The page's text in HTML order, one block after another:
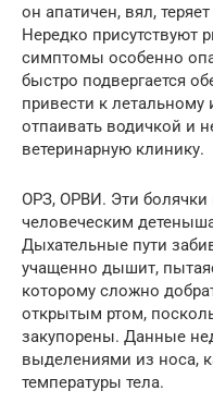
он апатичен, вял,
Нередко присутствуют
симптомы особенно
быстро подвергается
привести к летальному
отпаивать водичкой и
ветеринарную клинику.
ОРЗ, ОРВИ. Эти болячки
человеческим
Дыхательные пути
учащенно дышит,
которому сложно
открытым ртом,
закупорены. Данные
выделениями из носа,
температуры тела.